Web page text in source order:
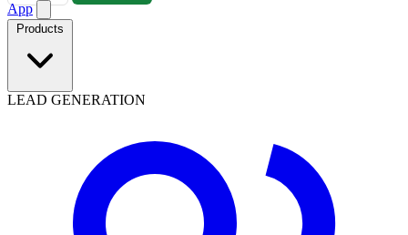
App
Products
LEAD GENERATION